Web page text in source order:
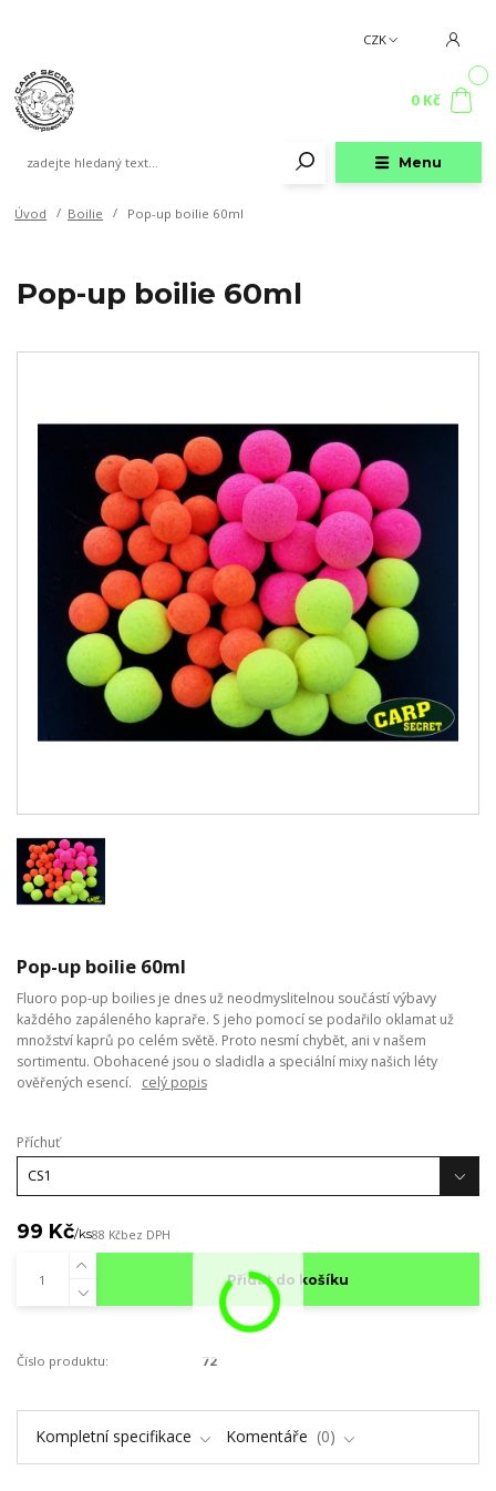
Menu
CZK
0 Kč
Úvod Boilie Pop-up boilie 60ml
Pop-up boilie 60ml
Pop-up boilie 60ml
Fluoro pop-up boilies je dnes už neodmyslitelnou součástí výbavy
každého zapáleného kapraře. S jeho pomocí se podařilo oklamat už
množství kaprů po celém světě. Proto nesmí chybět, ani v našem
sortimentu. Obohacené jsou o sladidla a speciální mixy našich léty
ověřených esencí. celý popis
Příchuť
99 Kč/ks88 Kčbez DPH
Přidat do košíku
Číslo produktu: 72
Kompletní specifikace Komentáře 0